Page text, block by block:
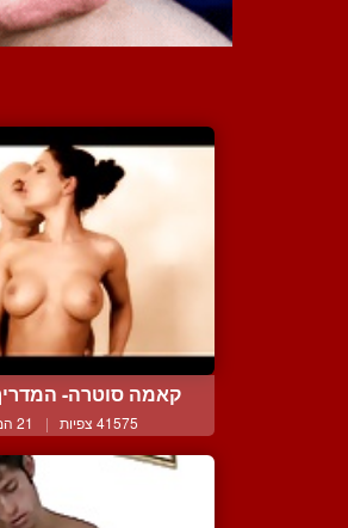
קאמה סוטרה-
41575 צפיות | 21 המלצות